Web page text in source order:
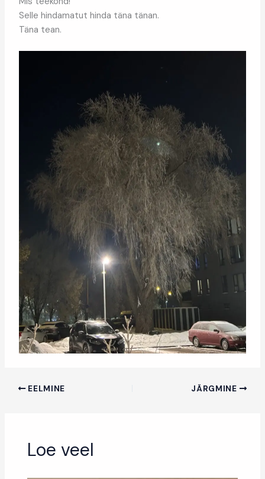
Selle hindamatut hinda täna tänan.
Täna tean.
EELMINE JÄRGMINE
Loe veel